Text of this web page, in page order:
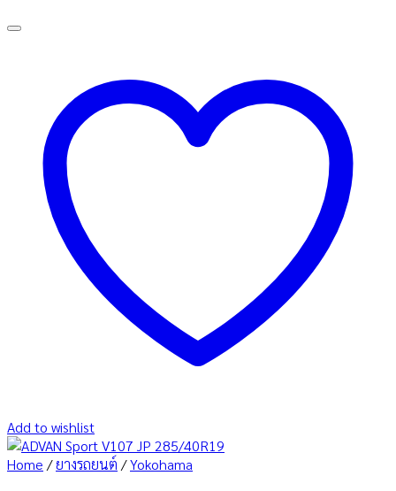
Add to wishlist
Home /ยางรถยนต์ /Yokohama